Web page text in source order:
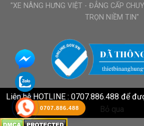
"XE NÂNG HƯNG VIỆT - ĐẲNG CẤP
TRỌN NIỀM TIN"
Liên hệ HOTLINE : 0707.886.488 để
Bỏ qua
0707.886.488